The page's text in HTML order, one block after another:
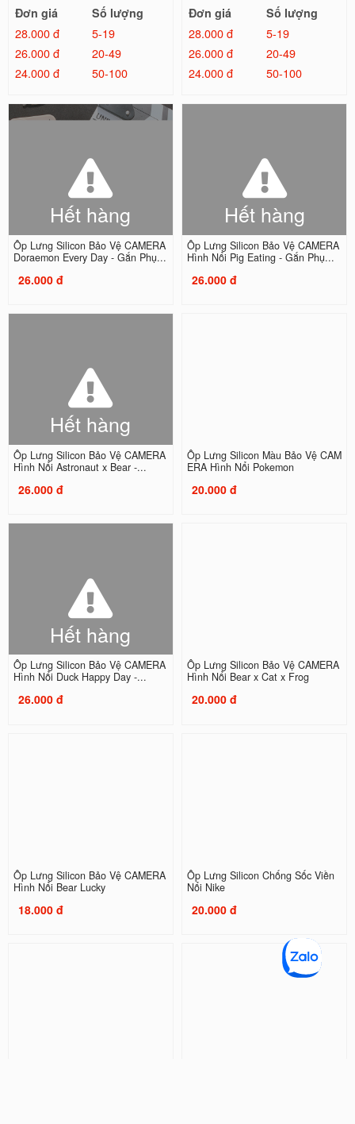
Đơn giá
Số lượng
28.000 đ
5-19
26.000 đ
20-49
24.000 đ
50-100
Đơn giá
Số lượng
28.000 đ
5-19
26.000 đ
20-49
24.000 đ
50-100
Hết hàng
Ốp Lưng Silicon Bảo Vệ CAMERA
Doraemon Every Day - Gắn Phụ...
26.000 đ
Hết hàng
Ốp Lưng Silicon Bảo Vệ CAMERA
Hình Nổi Pig Eating - Gắn Phụ...
26.000 đ
Hết hàng
Ốp Lưng Silicon Bảo Vệ CAMERA
Hình Nổi Astronaut x Bear -...
26.000 đ
Ốp Lưng Silicon Màu Bảo Vệ CAM
ERA Hình Nổi Pokemon
20.000 đ
Hết hàng
Ốp Lưng Silicon Bảo Vệ CAMERA
Hình Nổi Duck Happy Day -...
26.000 đ
Ốp Lưng Silicon Bảo Vệ CAMERA
Hình Nổi Bear x Cat x Frog
20.000 đ
Ốp Lưng Silicon Bảo Vệ CAMERA
Hình Nổi Bear Lucky
18.000 đ
Ốp Lưng Silicon Chống Sốc Viền
Nổi Nike
20.000 đ